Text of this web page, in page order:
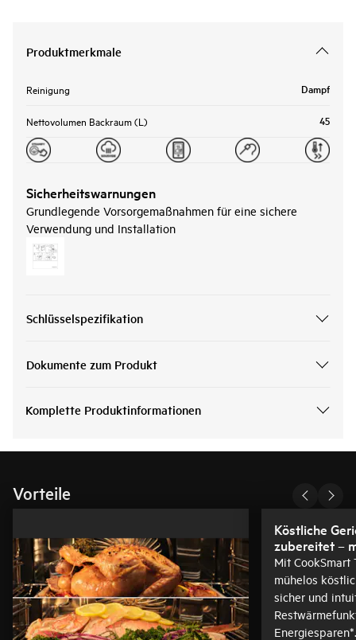
Produktmerkmale
Reinigung Dampf
Nettovolumen Backraum (L) 45
Sicherheitswarnungen
Grundlegende Vorsorgemaßnahmen für eine sichere
Verwendung und Installation
Schlüsselspezifikation
Dokumente zum Produkt
Komplette Produktinformationen
Vorteile
Köstliche
Mit CookSmart
mühelos
sicher und